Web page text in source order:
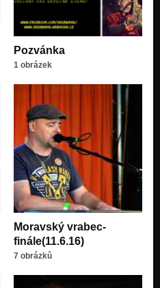
Pozvánka
1 obrázek
Moravský vrabec-
finále(11.6.16)
7 obrázků